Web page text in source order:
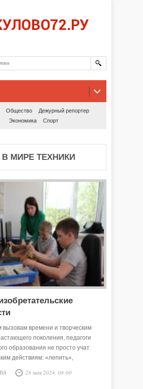
Общество
Дежурный репортер
Экономика
Спорт
В МИРЕ ТЕХНИКИ
времени и творческим
поколения, педагоги
образования не просто учат
действиям: «лепить»,
а развивают у них
активность. Это умение
28 мая 2024, 08:00